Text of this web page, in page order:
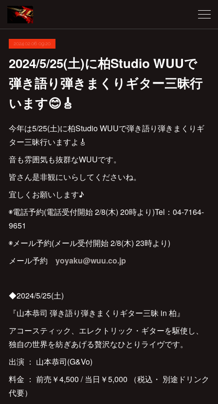
2024.02.06 09:20
2024/5/25(土)に柏Studio WUUで
弾き語り弾きまくりギター三昧行
います😊🎸
今年は5/25(土)に柏Studio WUUで弾き語り弾きまくりギ
ター三昧行いますよ🎸
音も雰囲気も抜群なWUUです。
皆さん是非観にいらしてくださいね。
宜しくお願いします♪
◉電話予約(電話受付開始 2/8(木) 20時より)Tel：‪04-7164-
9651‬
◉メール予約(メール受付開始 2/8(木) 23時より)
メール予約 yoyaku@wuu.co.jp
◆2024/5/25(土)
『山本恭司 弾き語り弾きまくりギター三昧 in 柏』
アコースティック、エレクトリック・ギターを駆使し、
独自の世界を紡ぎあげる贅沢なひとりライヴです。
出演 ： 山本恭司(G&Vo)
料金 ： 前売￥4,500 / 当日￥5,000 （税込・ 別途ドリンク
代要）